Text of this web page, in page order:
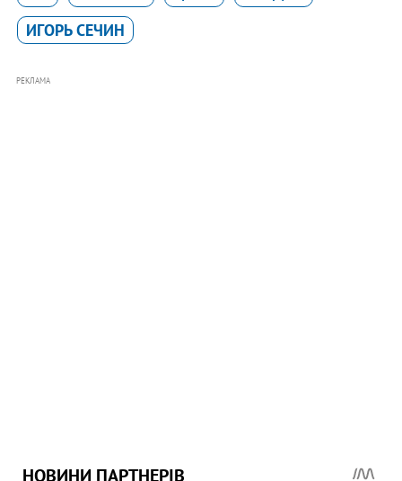
ИГОРЬ СЕЧИН
РЕКЛАМА